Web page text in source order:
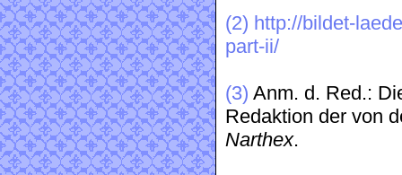
(2) http://bildet-
part-ii/
(3) Anm. d. Red.:
Redaktion der von
Narthex.